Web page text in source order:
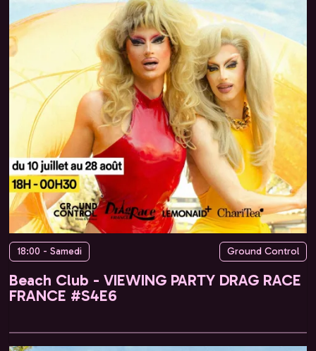
18:00 - Samedi Ground Control
Beach Club - VIEWING PARTY DRAG RACE
FRANCE #S4E6